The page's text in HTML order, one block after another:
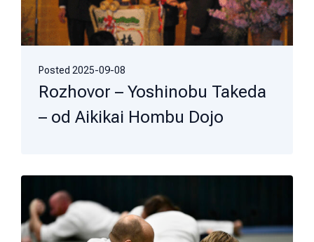
Posted 2025-09-08
Rozhovor – Yoshinobu Takeda
– od Aikikai Hombu Dojo